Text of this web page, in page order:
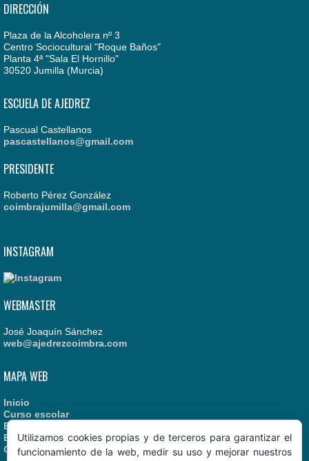
DIRECCIÓN
Plaza de la Alcoholera nº 3
Centro Sociocultural "Roque Baños"
Planta 4ª "Sala El Hornillo"
30520 Jumilla (Murcia)
ESCUELA DE AJEDREZ
Pascual Castellanos
pascastellanos@gmail.com
PRESIDENTE
Roberto Pérez González
coimbrajumilla@gmail.com
INSTAGRAM
WEBMASTER
José Joaquín Sánchez
web@ajedrezcoimbra.com
MAPA WEB
Inicio
Curso escolar
Estatutos
Enlaces recomendados
Contacto
Utilizamos cookies propias y de terceros para garantizar el
funcionamiento de la web, medir su uso y mejorar nuestros